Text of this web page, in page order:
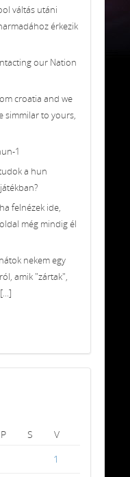
váltás utáni
érkezik
our Nation
croatia and we
simmilar to yours,
1
a hun
felnézek ide,
még mindig él
nekem egy
amik "zártak",
P S
V
1